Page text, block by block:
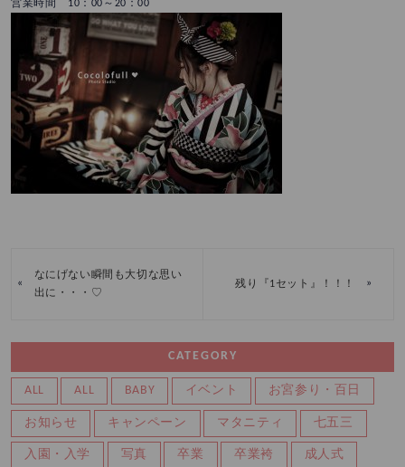
営業時間 10：00～20：00
«
なにげない瞬間も大切な思い
出に・・・♡
残り『1セット』！！！ »
CATEGORY
ALL ALL BABY イベント お宮参り・百日
お知らせ キャンペーン マタニティ 七五三
入園・入学 写真 卒業 卒業袴 成人式